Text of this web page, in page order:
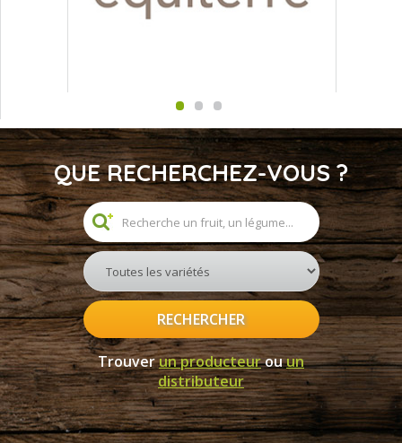
QUE RECHERCHEZ-VOUS ?
RECHERCHER
Trouverun producteurouun
distributeur